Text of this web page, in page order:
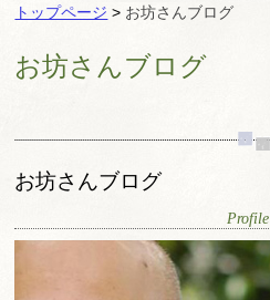
トップページ > お坊さんブログ
お坊さんブログ
お坊さんブログ
Profile